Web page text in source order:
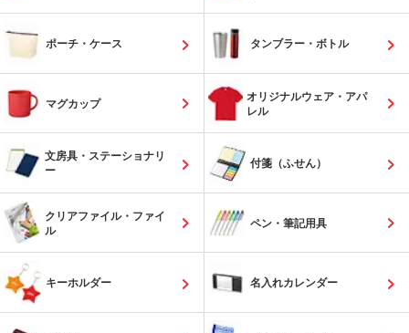
ポーチ・ケース タンブラー・ボトル
マグカップ
オリジナルウェア・アパ
レル
文房具・ステーショナリ
ー
付箋（ふせん）
クリアファイル・ファイ
ル
ペン・筆記用具
キーホルダー 名入れカレンダー